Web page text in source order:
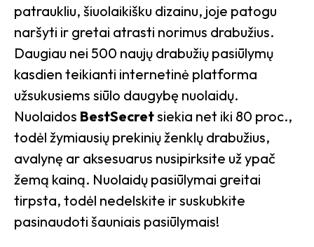
patraukliu, šiuolaikišku dizainu, joje patogu
naršyti ir gretai atrasti norimus drabužius.
Daugiau nei 500 naujų drabužių pasiūlymų
kasdien teikianti internetinė platforma
užsukusiems siūlo daugybę nuolaidų.
Nuolaidos BestSecretsiekia net iki 80 proc.,
todėl žymiausių prekinių ženklų drabužius,
avalynę ar aksesuarus nusipirksite už ypač
žemą kainą. Nuolaidų pasiūlymai greitai
tirpsta, todėl nedelskite ir suskubkite
pasinaudoti šauniais pasiūlymais!